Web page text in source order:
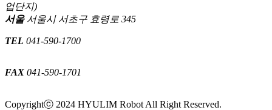
업단지)
서울 서울시 서초구 효령로 345
TEL 041-590-1700
FAX 041-590-1701
Copyrightⓒ 2024 HYULIM Robot All Right Reserved.